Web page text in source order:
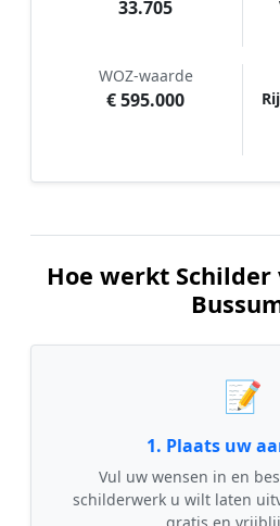
33.705
WOZ-waarde
€ 595.000
Hoe werkt
📝
1. Plaats uw
Vul uw wensen in en
schilderwerk u wilt laten
gratis en